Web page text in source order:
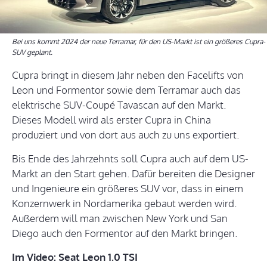
Bei uns kommt 2024 der neue Terramar, für den US-Markt ist ein größeres Cupra-
SUV geplant.
Cupra bringt in diesem Jahr neben den Facelifts von
Leon und Formentor sowie dem Terramar auch das
elektrische SUV-Coupé Tavascan auf den Markt.
Dieses Modell wird als erster Cupra in China
produziert und von dort aus auch zu uns exportiert.
Bis Ende des Jahrzehnts soll Cupra auch auf dem US-
Markt an den Start gehen. Dafür bereiten die Designer
und Ingenieure ein größeres SUV vor, dass in einem
Konzernwerk in Nordamerika gebaut werden wird.
Außerdem will man zwischen New York und San
Diego auch den Formentor auf den Markt bringen.
Im Video: Seat Leon 1.0 TSI